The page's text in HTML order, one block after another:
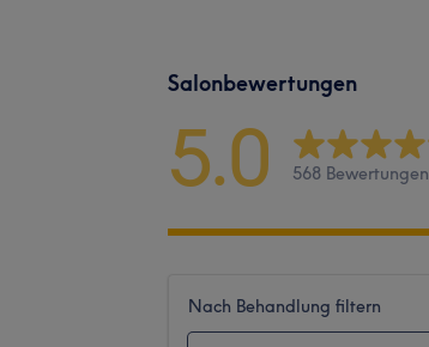
Salonbewertungen
5.0 568 Bewertungen
Nach Behandlung filtern